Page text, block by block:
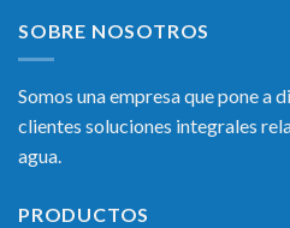
SOBRE NOSOTROS
Somos una empresa que pone a
clientes soluciones integrales
agua.
PRODUCTOS